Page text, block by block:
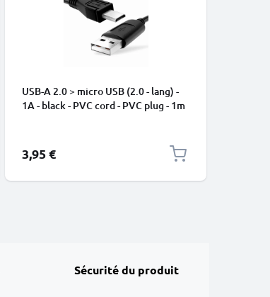
USB-A 2.0 > micro USB (2.0 - lang) -
1A - black - PVC cord - PVC plug - 1m
3,95 €
Sécurité du produit